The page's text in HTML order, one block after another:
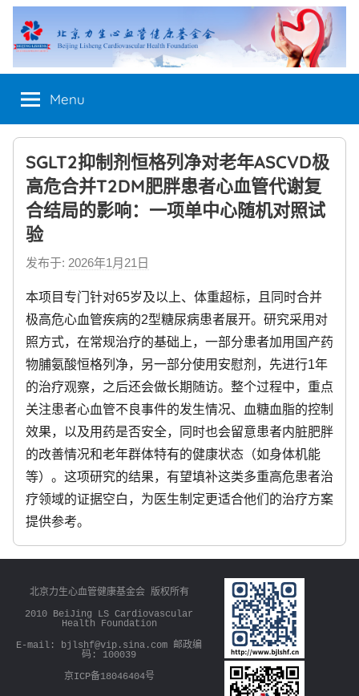
Skip
content
Menu
SGLT2抑制剂恒格列净对老年ASCVD极
高危合并T2DM肥胖患者心血管代谢复
合结局的影响：一项单中心随机对照试
验
发布于: 2026年1月21日
n
e
w
s
本项目专门针对65岁及以上、体重超标，且同时合并
极高危心血管疾病的2型糖尿病患者展开。研究采用对
照方式，在常规治疗的基础上，一部分患者加用国产药
物脯氨酸恒格列净，另一部分使用安慰剂，先进行1年
的治疗观察，之后还会做长期随访。整个过程中，重点
关注患者心血管不良事件的发生情况、血糖血脂的控制
效果，以及用药是否安全，同时也会留意患者内脏肥胖
的改善情况和老年群体特有的健康状态（如身体机能
等）。这项研究的结果，有望填补这类多重高危患者治
疗领域的证据空白，为医生制定更适合他们的治疗方案
提供参考。
北京力生心血管健康基金会 版权所有
2010 BeiJing LS Cardiovascular
Health Foundation
E-mail: bjlshf@vip.sina.com 邮政编
码: 100039
京ICP备18046404号